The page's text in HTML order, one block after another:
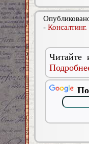
- Консалтинг.
Читайте